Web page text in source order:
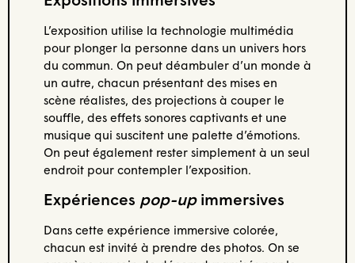
L’exposition utilise la technologie multimédia
pour plonger la personne dans un univers hors
du commun. On peut déambuler d’un monde à
un autre, chacun présentant des mises en
scène réalistes, des projections à couper le
souffle, des effets sonores captivants et une
musique qui suscitent une palette d’émotions.
On peut également rester simplement à un seul
endroit pour contempler l’exposition.
Expériences pop-upimmersives
Dans cette expérience immersive colorée,
chacun est invité à prendre des photos. On se